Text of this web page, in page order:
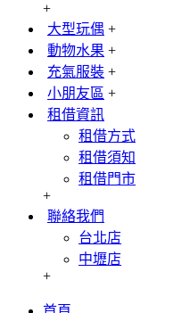
+
大型玩偶 +
動物水果 +
充氣服裝 +
小朋友區 +
租借資訊
租借方式
租借須知
租借門市
+
聯絡我們
台北店
中壢店
+